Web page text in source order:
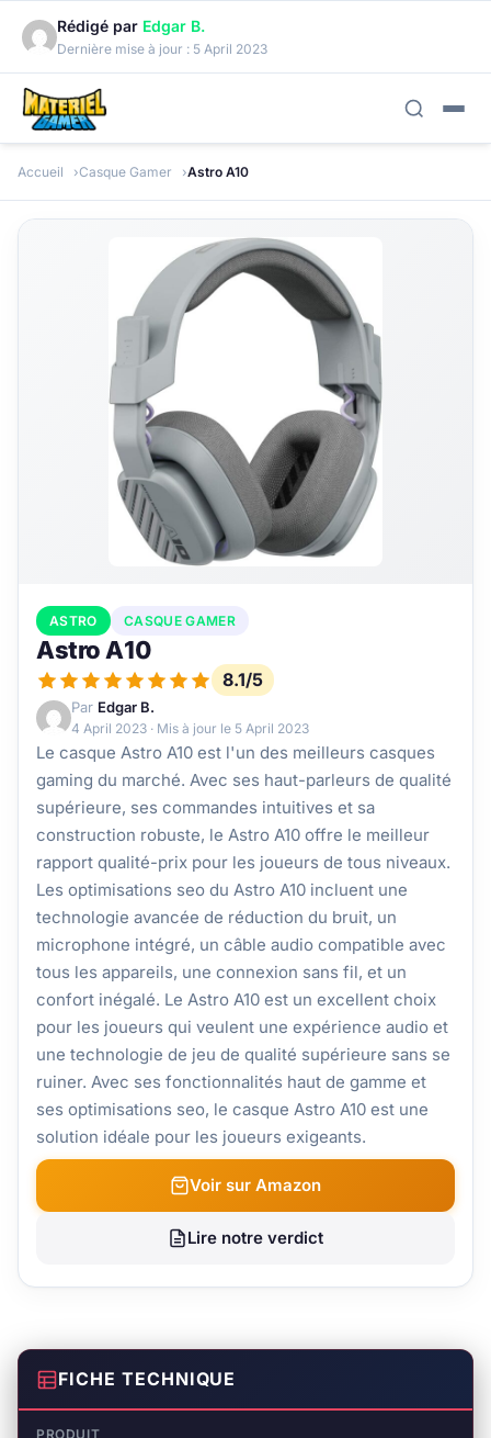
Rédigé par Edgar B.
Dernière mise à jour : 5 April 2023
Accueil Casque Gamer Astro A10
ASTRO CASQUE GAMER
Astro A10
8.1/5
Par Edgar B.
4 April 2023 · Mis à jour le 5 April 2023
Le casque Astro A10 est l'un des meilleurs casques
gaming du marché. Avec ses haut-parleurs de qualité
supérieure, ses commandes intuitives et sa
construction robuste, le Astro A10 offre le meilleur
rapport qualité-prix pour les joueurs de tous niveaux.
Les optimisations seo du Astro A10 incluent une
technologie avancée de réduction du bruit, un
microphone intégré, un câble audio compatible avec
tous les appareils, une connexion sans fil, et un
confort inégalé. Le Astro A10 est un excellent choix
pour les joueurs qui veulent une expérience audio et
une technologie de jeu de qualité supérieure sans se
ruiner. Avec ses fonctionnalités haut de gamme et
ses optimisations seo, le casque Astro A10 est une
solution idéale pour les joueurs exigeants.
Voir sur Amazon
Lire notre verdict
FICHE TECHNIQUE
PRODUIT